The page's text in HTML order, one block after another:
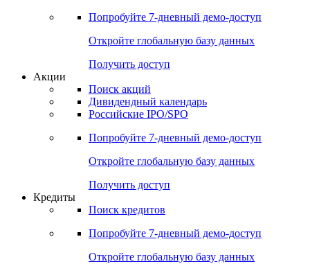
Попробуйте 7-дневный демо-доступ
Откройте глобальную базу данных
Получить доступ
Акции
Поиск акций
Дивидендный календарь
Российские IPO/SPO
Попробуйте 7-дневный демо-доступ
Откройте глобальную базу данных
Получить доступ
Кредиты
Поиск кредитов
Попробуйте 7-дневный демо-доступ
Откройте глобальную базу данных